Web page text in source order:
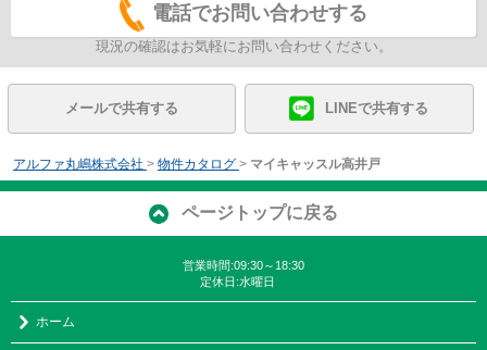
電話でお問い合わせする
現況の確認はお気軽にお問い合わせください。
メールで共有する LINEで共有する
アルファ丸嶋株式会社 > 物件カタログ > マイキャッスル高井戸
ページトップに戻る
営業時間:09:30～18:30
定休日:水曜日
ホーム